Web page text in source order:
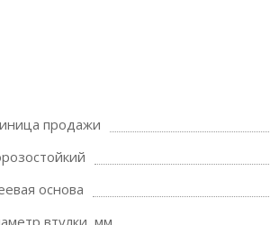
продажи
основа
втулки, мм